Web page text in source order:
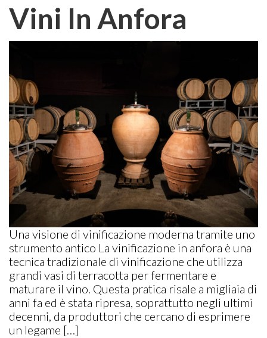
Vini In Anfora
Una visione di vinificazione moderna tramite uno
strumento antico La vinificazione in anfora è una
tecnica tradizionale di vinificazione che utilizza
grandi vasi di terracotta per fermentare e
maturare il vino. Questa pratica risale a migliaia di
anni fa ed è stata ripresa, soprattutto negli ultimi
decenni, da produttori che cercano di esprimere
un legame […]